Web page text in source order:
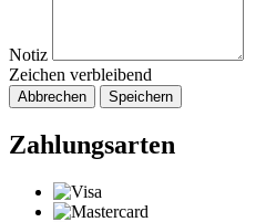
Notiz
Zeichen verbleibend
Abbrechen Speichern
Zahlungsarten